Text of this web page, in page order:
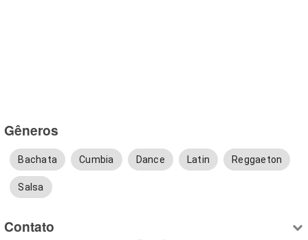
Gêneros
Bachata Cumbia Dance Latin Reggaeton
Salsa
Contato